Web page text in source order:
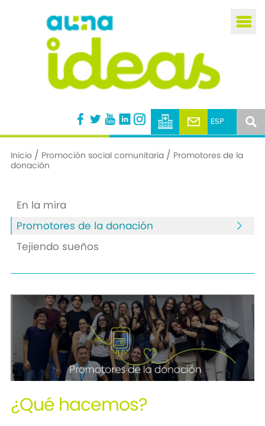
Inicio/ Promoción social comunitaria/ Promotores de la
donación
En la mira
Promotores de la donación
Tejiendo sueños
¿Qué hacemos?